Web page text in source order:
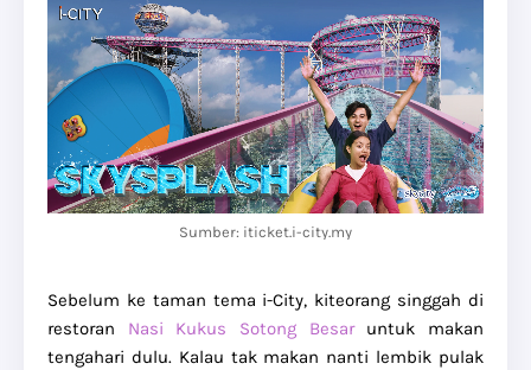
Sumber: iticket.i-city.my
Sebelum ke taman tema i-City, kiteorang singgah di
restoran Nasi Kukus Sotong Besaruntuk makan
tengahari dulu. Kalau tak makan nanti lembik pulak